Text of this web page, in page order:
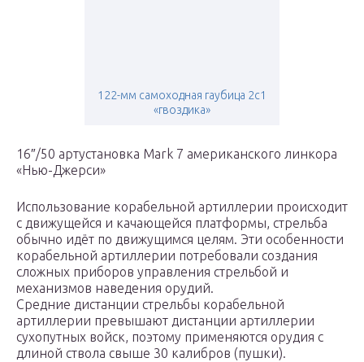
122-мм самоходная гаубица 2с1
«гвоздика»
16″/50 артустановка Mark 7 американского линкора
«Нью-Джерси»
Использование корабельной артиллерии происходит
с движущейся и качающейся платформы, стрельба
обычно идёт по движущимся целям. Эти особенности
корабельной артиллерии потребовали создания
сложных приборов управления стрельбой и
механизмов наведения орудий.
Средние дистанции стрельбы корабельной
артиллерии превышают дистанции артиллерии
сухопутных войск, поэтому применяются орудия с
длиной ствола свыше 30 калибров (пушки).